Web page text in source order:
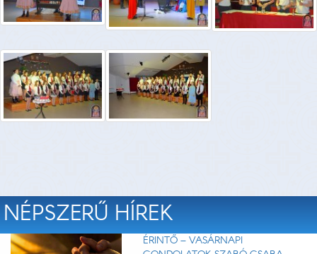
NÉPSZERŰ HÍREK
ÉRINTŐ – VASÁRNAPI